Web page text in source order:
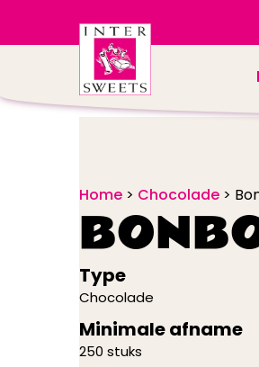
Home > Chocolade >
Type
Chocolade
Minimale afname
250 stuks